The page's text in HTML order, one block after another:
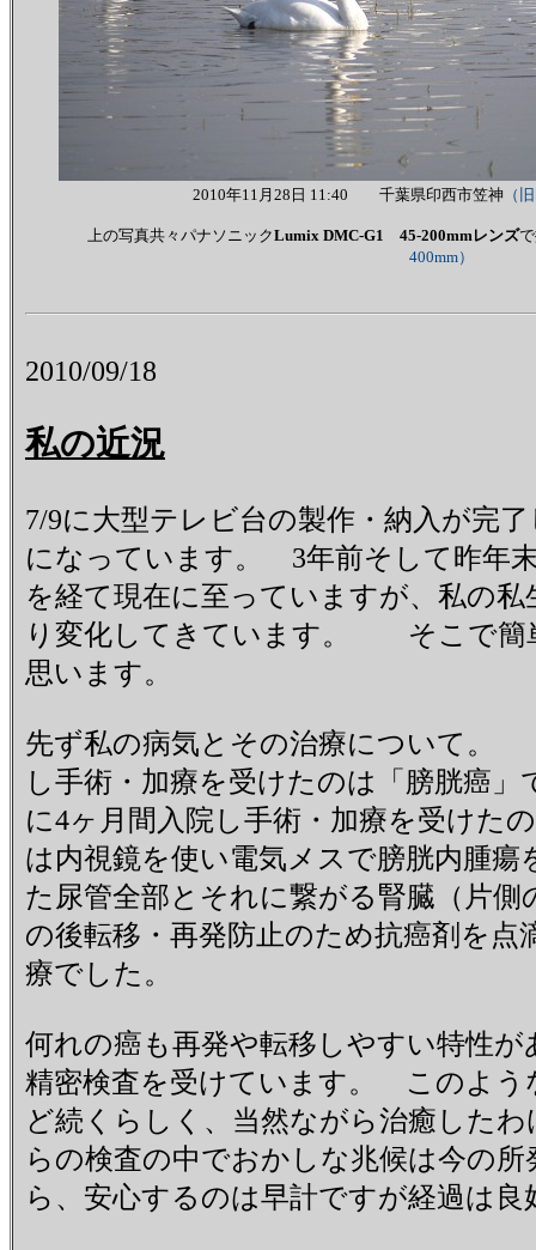
2010年11月28日 11:40 千葉県印西市笠神 （
上の写真共々パナソニックLumix DMC-G1 45-200mmレンズ
400mm）
2010/09/18
私の近況
7/9に大型テレビ台の製作・納入が完
になっています。 3年前そして昨年
を経て現在に至っていますが、私の
り変化してきています。 そこで簡
思います。
先ず私の病気とその治療について。
し手術・加療を受けたのは「膀胱
に4ヶ月間入院し手術・加療を受けた
は内視鏡を使い電気メスで膀胱内腫瘍
た尿管全部とそれに繋がる腎臓（片側
の後転移・再発防止のため抗癌剤を点
療でした。
何れの癌も再発や転移しやすい特性
精密検査を受けています。 このよう
ど続くらしく、当然ながら治癒した
らの検査の中でおかしな兆候は今の
ら、安心するのは早計ですが経過は